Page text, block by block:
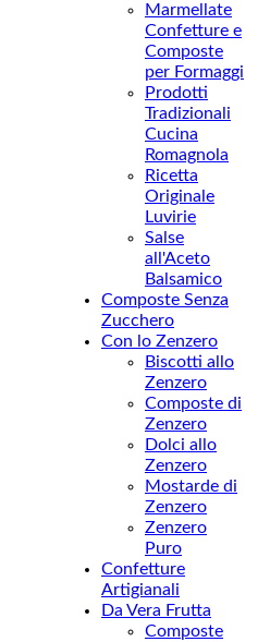
Marmellate
Confetture e
Composte
per Formaggi
Prodotti
Tradizionali
Cucina
Romagnola
Ricetta
Originale
Luvirie
Salse
all'Aceto
Balsamico
Composte Senza
Zucchero
Con lo Zenzero
Biscotti allo
Zenzero
Composte di
Zenzero
Dolci allo
Zenzero
Mostarde di
Zenzero
Zenzero
Puro
Confetture
Artigianali
Da Vera Frutta
Composte